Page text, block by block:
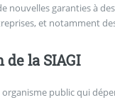
nouvelles garanties à
et notamment
la SIAGI
organisme public qui